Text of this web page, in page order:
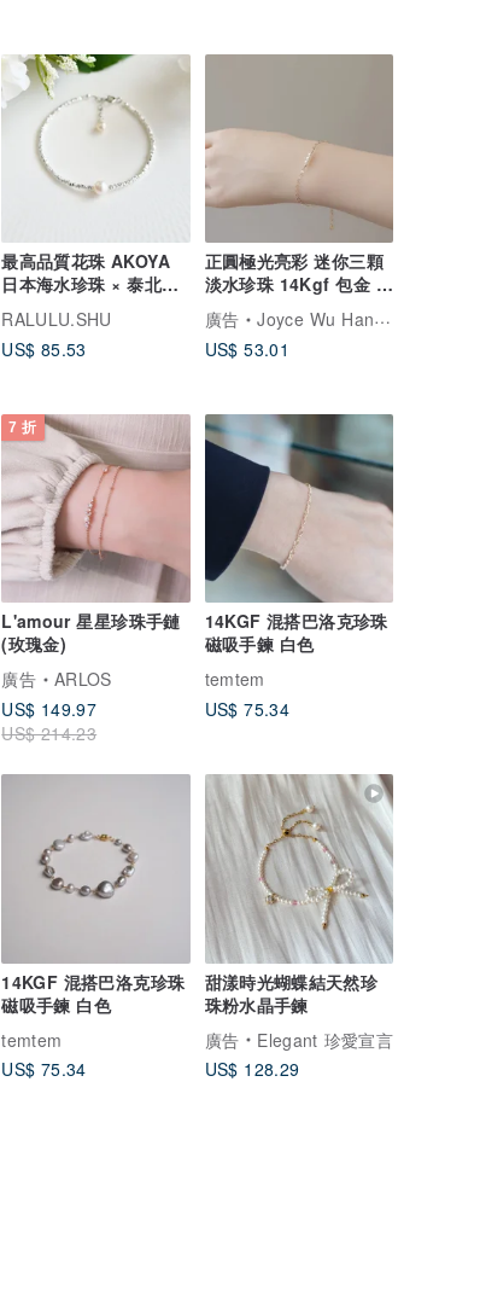
最高品質花珠 AKOYA
日本海水珍珠 × 泰北銀
珠手鍊 附延長鍊
RALULU.SHU
US$ 85.53
正圓極光亮彩 迷你三顆
淡水珍珠 14Kgf 包金 可
調整手鍊
廣告
Joyce Wu Handmade Jewelry
US$ 53.01
7 折
L'amour 星星珍珠手鏈
(玫瑰金)
廣告
ARLOS
US$ 149.97
US$ 214.23
14KGF 混搭巴洛克珍珠
磁吸手鍊 白色
temtem
US$ 75.34
14KGF 混搭巴洛克珍珠
磁吸手鍊 白色
temtem
US$ 75.34
甜漾時光蝴蝶結天然珍
珠粉水晶手鍊
廣告
Elegant 珍愛宣言
US$ 128.29